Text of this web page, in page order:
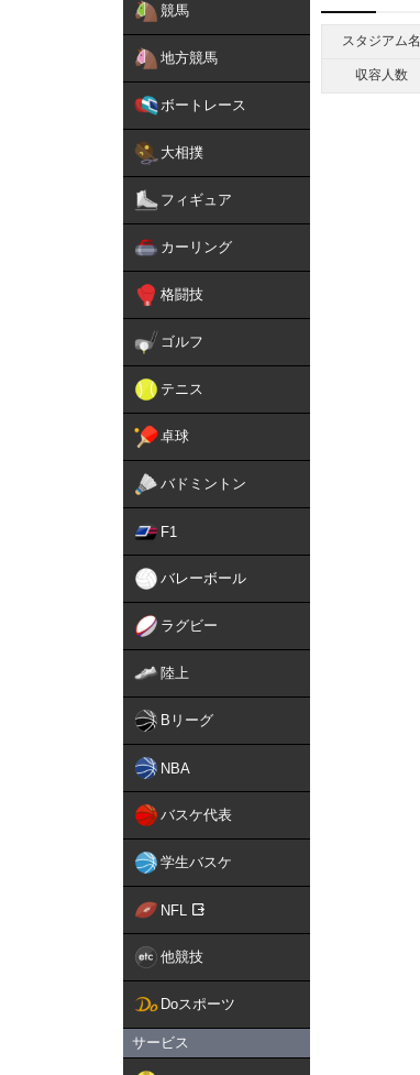
競馬
地方競馬
ボートレース
大相撲
フィギュア
カーリング
格闘技
ゴルフ
テニス
卓球
バドミントン
F1
バレーボール
ラグビー
陸上
Bリーグ
NBA
バスケ代表
学生バスケ
NFL
他競技
Doスポーツ
サービス
スタジアム名
収容人数